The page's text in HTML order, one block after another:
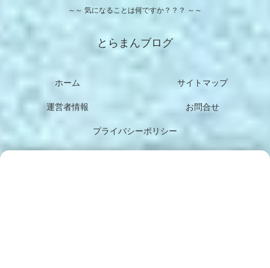
～～ 気になることは何ですか？？？ ～～
とらまんブログ
ホーム サイトマップ
運営者情報 お問合せ
プライバシーポリシー